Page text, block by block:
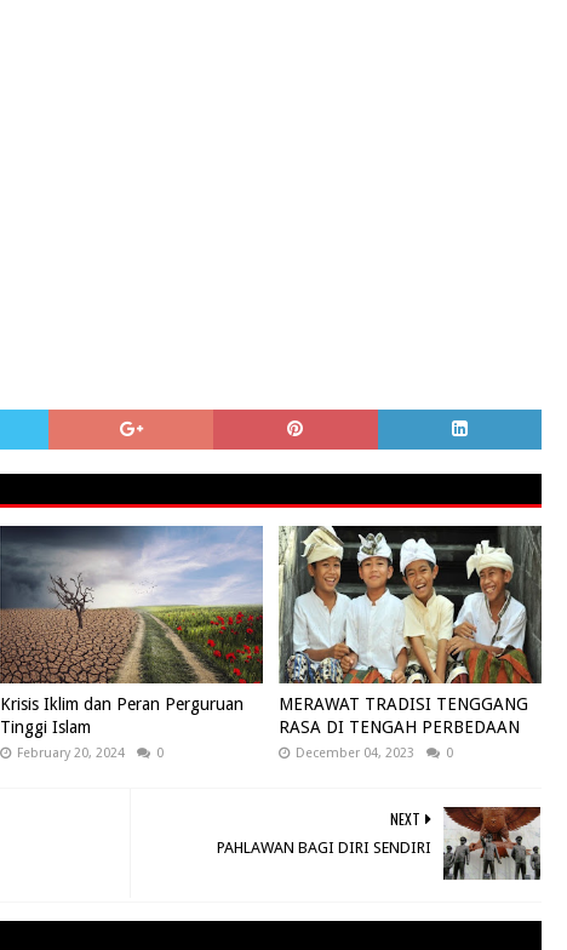
Krisis Iklim dan Peran Perguruan
Tinggi Islam
February 20, 2024 0
MERAWAT TRADISI TENGGANG
RASA DI TENGAH PERBEDAAN
December 04, 2023 0
NEXT
PAHLAWAN BAGI DIRI SENDIRI